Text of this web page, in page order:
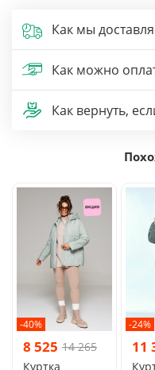
Как мы
Как можно
Как вернуть,
-40%
8 525 14 265
Куртка
-24%
11